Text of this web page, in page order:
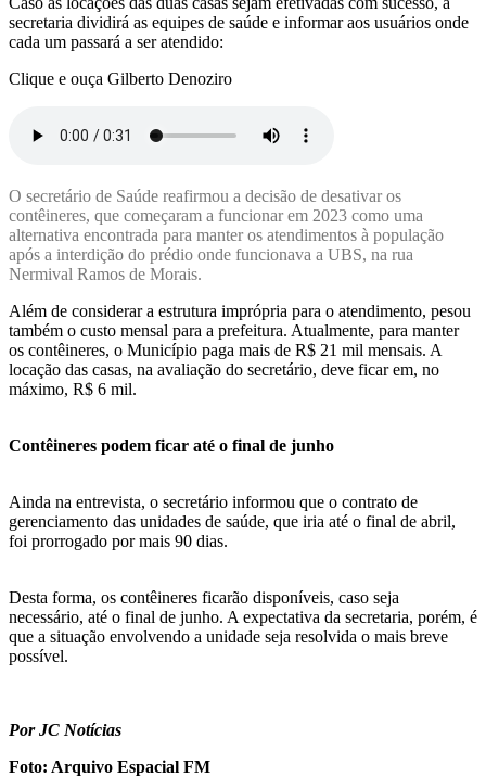
secretaria dividirá as equipes de saúde e informar aos usuários onde
cada um passará a ser atendido:
Clique e ouça Gilberto Denoziro
O secretário de Saúde reafirmou a decisão de desativar os
contêineres, que começaram a funcionar em 2023 como uma
alternativa encontrada para manter os atendimentos à população
após a interdição do prédio onde funcionava a UBS, na rua
Nermival Ramos de Morais.
Além de considerar a estrutura imprópria para o atendimento, pesou
também o custo mensal para a prefeitura. Atualmente, para manter
os contêineres, o Município paga mais de R$ 21 mil mensais. A
locação das casas, na avaliação do secretário, deve ficar em, no
máximo, R$ 6 mil.
Contêineres podem ficar até o final de junho
Ainda na entrevista, o secretário informou que o contrato de
gerenciamento das unidades de saúde, que iria até o final de abril,
foi prorrogado por mais 90 dias.
Desta forma, os contêineres ficarão disponíveis, caso seja
necessário, até o final de junho. A expectativa da secretaria, porém, é
que a situação envolvendo a unidade seja resolvida o mais breve
possível.
Por JC Notícias
Foto: Arquivo Espacial FM